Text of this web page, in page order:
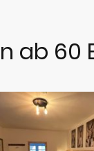
ab 60